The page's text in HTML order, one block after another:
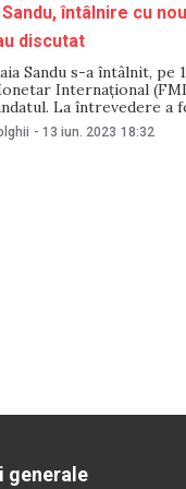
Sandu, întâlnire cu
discutat
Sandu s-a întâlnit, pe
Internațional
La întrevedere
Svetlana
derulat Programul de
- 13 iun. 2023 18:32
generale